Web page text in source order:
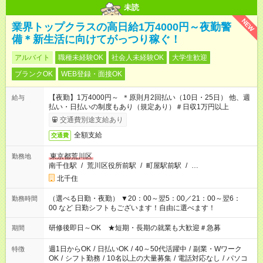
未読
NEW
業界トップクラスの高日給1万4000円～夜勤警
備＊新生活に向けてがっつり稼ぐ！
アルバイト 職種未経験OK 社会人未経験OK
大学生歓迎
ブランクOK
WEB登録・面接OK
給与
【夜勤】1万4000円～ ＊原則月2回払い（10日・25日） 他、週
払い・日払いの制度もあり（規定あり）＃日収1万円以上
交通費別途支給あり
交通費 全額支給
勤務地
東京都荒川区
南千住駅 / 荒川区役所前駅 / 町屋駅前駅 / …
北千住
勤務時間
（選べる日勤・夜勤） ▼20：00～翌5：00／21：00～翌6：
00 など 日勤シフトもございます！自由に選べます！
期間 研修後即日～OK ★短期・長期の就業も大歓迎＃急募
特徴 週1日からOK / 日払いOK / 40～50代活躍中 / 副業・Wワーク
OK / シフト勤務 / 10名以上の大量募集 / 電話対応なし / パソコ